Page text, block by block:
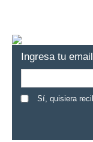
Ingresa tu
Sí, quisiera